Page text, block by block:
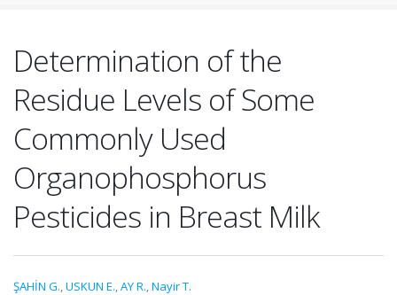
Determination of the
Residue Levels of Some
Commonly Used
Organophosphorus
Pesticides in Breast Milk
ŞAHİN G.,USKUN E.,AY R.,Nayir T.